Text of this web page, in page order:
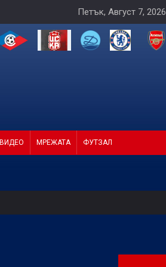
Петък, Август 7, 2026
ВИДЕО МРЕЖАТА ФУТЗАЛ